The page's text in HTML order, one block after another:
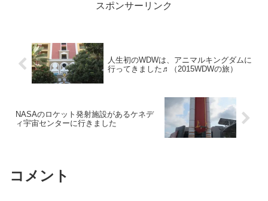
スポンサーリンク
人生初のWDWは、アニマルキングダムに
行ってきました♬（2015WDWの旅）
NASAのロケット発射施設があるケネデ
ィ宇宙センターに行きました
コメント